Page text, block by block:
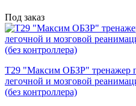
Под заказ
Т29 "Максим ОБЗР" тренажер
легочной и мозговой
(без контроллера)